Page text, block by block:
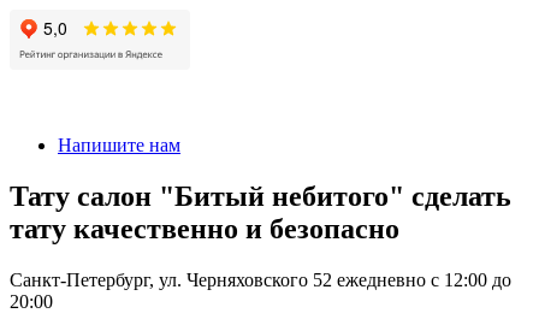
Напишите нам
Тату салон "Битый небитого" сделать
тату качественно и безопасно
Санкт-Петербург, ул. Черняховского 52 ежедневно с 12:00 до
20:00